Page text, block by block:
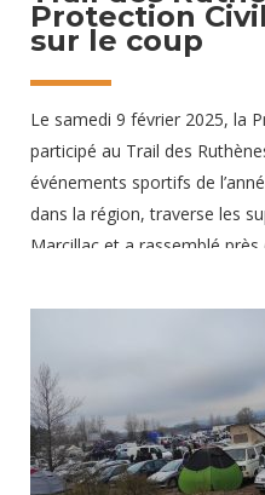
Protection
sur le coup
Le samedi 9 février 2025, la
participé au Trail des
événements sportifs de
dans la région, traverse les
Marcillac et a rassemblé
agréable et tranquille Pour
mobilisés. Deux véhicules
ont été installés pour
Grâce à la formation
13 février 2025